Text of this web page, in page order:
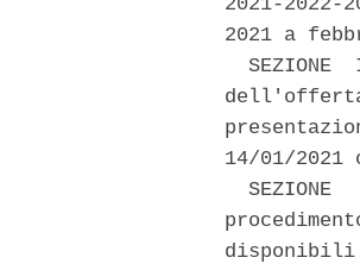
2021-
2021 a
SEZIONE
14/01/2021
SEZIONE